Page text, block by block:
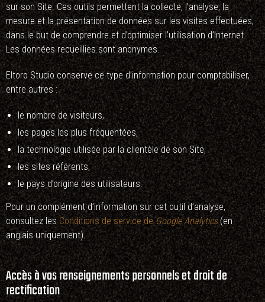
sur son Site. Ces outils permettent la collecte, l’analyse, la
mesure et la présentation de données sur les visites effectuées,
dans le but de comprendre et d’optimiser l’utilisation d’Internet.
Les données recueillies sont anonymes.
Eltoro Studio conserve ce type d’information pour comptabiliser,
entre autres :
le nombre de visiteurs,
les pages les plus fréquentées,
la technologie utilisée par la clientèle de son Site,
les sites référents,
le pays d’origine des utilisateurs.
Pour un complément d’information sur cet outil d’analyse,
consultez les Conditions de service deGoogle Analytics(en
anglais uniquement).
Accès à vos renseignements personnels et droit de
rectification